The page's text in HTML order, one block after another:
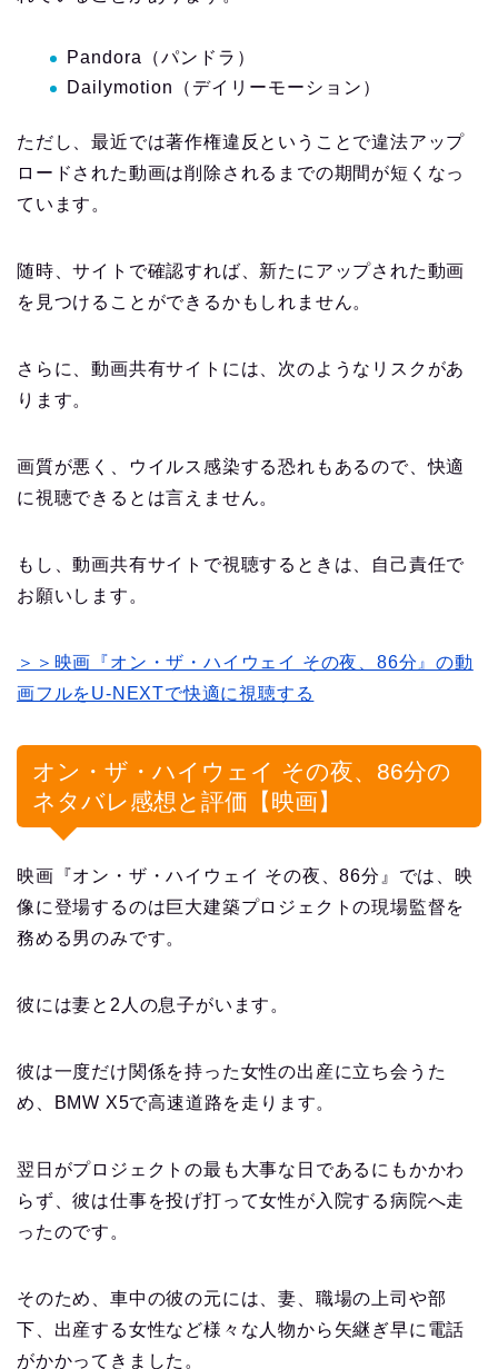
Pandora（パンドラ）
Dailymotion（デイリーモーション）
ただし、最近では著作権違反ということで違法アップ
ロードされた動画は削除されるまでの期間が短くなっ
ています。
随時、サイトで確認すれば、新たにアップされた動画
を見つけることができるかもしれません。
さらに、動画共有サイトには、次のようなリスクがあ
ります。
画質が悪く、ウイルス感染する恐れもあるので、快適
に視聴できるとは言えません。
もし、動画共有サイトで視聴するときは、自己責任で
お願いします。
＞＞映画『オン・ザ・ハイウェイ その夜、86分』の動
画フルをU-NEXTで快適に視聴する
オン・ザ・ハイウェイ その夜、86分の
ネタバレ感想と評価【映画】
映画『オン・ザ・ハイウェイ その夜、86分』では、映
像に登場するのは巨大建築プロジェクトの現場監督を
務める男のみです。
彼には妻と2人の息子がいます。
彼は一度だけ関係を持った女性の出産に立ち会うた
め、BMW X5で高速道路を走ります。
翌日がプロジェクトの最も大事な日であるにもかかわ
らず、彼は仕事を投げ打って女性が入院する病院へ走
ったのです。
そのため、車中の彼の元には、妻、職場の上司や部
下、出産する女性など様々な人物から矢継ぎ早に電話
がかかってきました。